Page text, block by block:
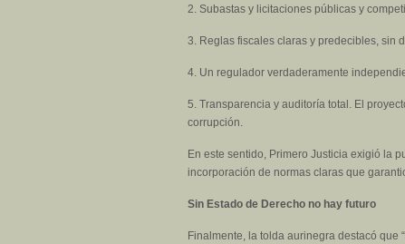
2. Subastas y licitaciones públicas y
3. Reglas fiscales claras y predecibles, sin
4. Un regulador verdaderamente
5. Transparencia y auditoría total. El
corrupción.
En este sentido, Primero Justicia exigió la
incorporación de normas claras que
Sin Estado de Derecho no hay futuro
Finalmente, la tolda aurinegra destacó